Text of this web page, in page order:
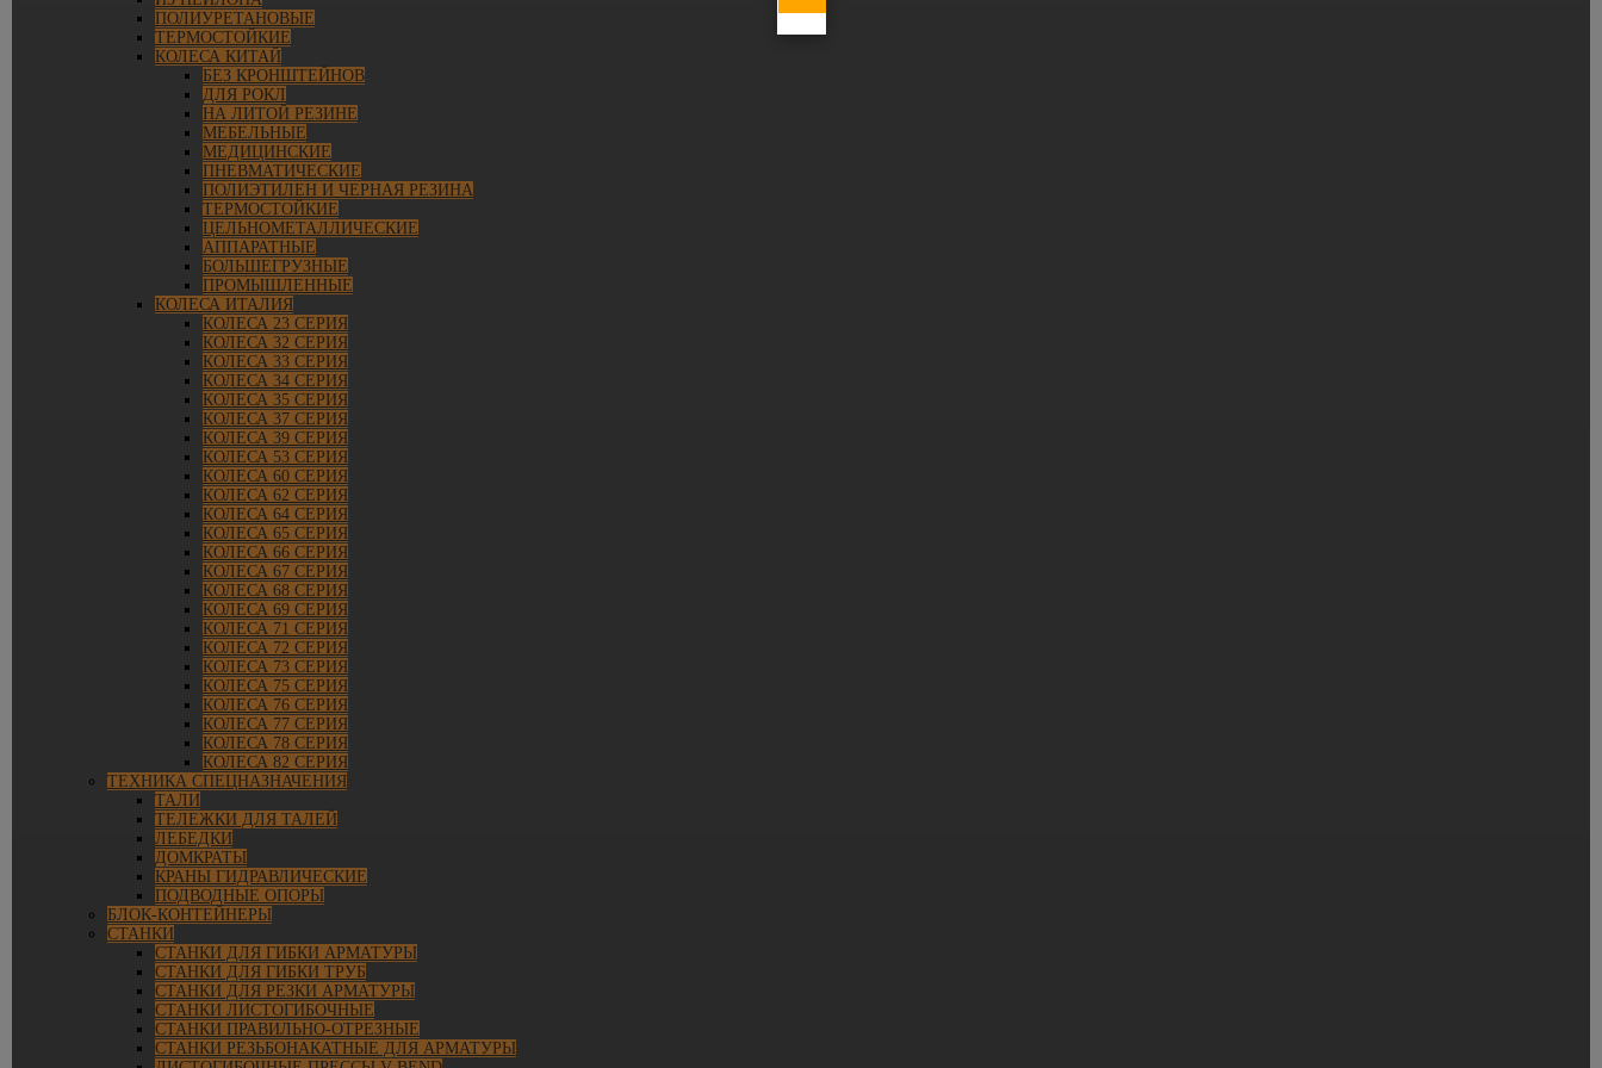
ПОЛИУРЕТАНОВЫЕ
ТЕРМОСТОЙКИЕ
КОЛЕСА КИТАЙ
БЕЗ КРОНШТЕЙНОВ
ДЛЯ РОКЛ
НА ЛИТОЙ РЕЗИНЕ
МЕБЕЛЬНЫЕ
МЕДИЦИНСКИЕ
ПНЕВМАТИЧЕСКИЕ
ПОЛИЭТИЛЕН И ЧЕРНАЯ РЕЗИНА
ТЕРМОСТОЙКИЕ
ЦЕЛЬНОМЕТАЛЛИЧЕСКИЕ
АППАРАТНЫЕ
БОЛЬШЕГРУЗНЫЕ
ПРОМЫШЛЕННЫЕ
КОЛЕСА ИТАЛИЯ
КОЛЕСА 23 СЕРИЯ
КОЛЕСА 32 СЕРИЯ
КОЛЕСА 33 СЕРИЯ
КОЛЕСА 34 СЕРИЯ
КОЛЕСА 35 СЕРИЯ
КОЛЕСА 37 СЕРИЯ
КОЛЕСА 39 СЕРИЯ
КОЛЕСА 53 СЕРИЯ
КОЛЕСА 60 СЕРИЯ
КОЛЕСА 62 СЕРИЯ
КОЛЕСА 64 СЕРИЯ
КОЛЕСА 65 СЕРИЯ
КОЛЕСА 66 СЕРИЯ
КОЛЕСА 67 СЕРИЯ
КОЛЕСА 68 СЕРИЯ
КОЛЕСА 69 СЕРИЯ
КОЛЕСА 71 СЕРИЯ
КОЛЕСА 72 СЕРИЯ
КОЛЕСА 73 СЕРИЯ
КОЛЕСА 75 СЕРИЯ
КОЛЕСА 76 СЕРИЯ
КОЛЕСА 77 СЕРИЯ
КОЛЕСА 78 СЕРИЯ
КОЛЕСА 82 СЕРИЯ
ТЕХНИКА СПЕЦНАЗНАЧЕНИЯ
ТАЛИ
ТЕЛЕЖКИ ДЛЯ ТАЛЕЙ
ЛЕБЕДКИ
ДОМКРАТЫ
КРАНЫ ГИДРАВЛИЧЕСКИЕ
ПОДВОДНЫЕ ОПОРЫ
БЛОК-КОНТЕЙНЕРЫ
СТАНКИ
СТАНКИ ДЛЯ ГИБКИ АРМАТУРЫ
СТАНКИ ДЛЯ ГИБКИ ТРУБ
СТАНКИ ДЛЯ РЕЗКИ АРМАТУРЫ
СТАНКИ ЛИСТОГИБОЧНЫЕ
СТАНКИ ПРАВИЛЬНО-ОТРЕЗНЫЕ
СТАНКИ РЕЗЬБОНАКАТНЫЕ ДЛЯ АРМАТУРЫ